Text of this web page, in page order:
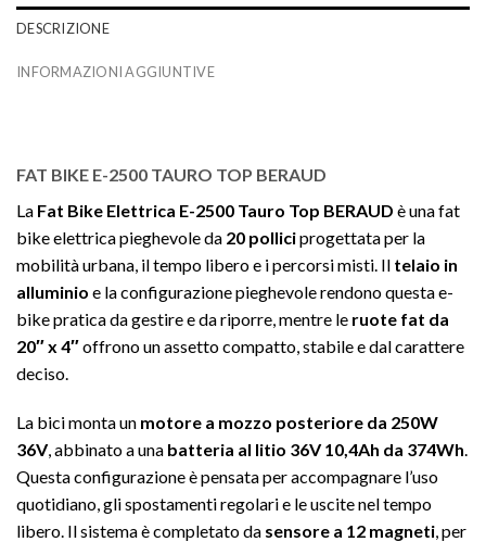
DESCRIZIONE
INFORMAZIONI AGGIUNTIVE
FAT BIKE E-2500 TAURO TOP BERAUD
La Fat Bike Elettrica E-2500 Tauro Top BERAUD è una fat
bike elettrica pieghevole da 20 polliciprogettata per la
mobilità urbana, il tempo libero e i percorsi misti. Il telaio in
alluminio e la configurazione pieghevole rendono questa e-
bike pratica da gestire e da riporre, mentre le ruote fat da
20″ x 4″offrono un assetto compatto, stabile e dal carattere
deciso.
La bici monta un motore a mozzo posteriore da 250W
36V, abbinato a una batteria al litio 36V 10,4Ah da 374Wh.
Questa configurazione è pensata per accompagnare l’uso
quotidiano, gli spostamenti regolari e le uscite nel tempo
libero. Il sistema è completato da sensore a 12 magneti, per